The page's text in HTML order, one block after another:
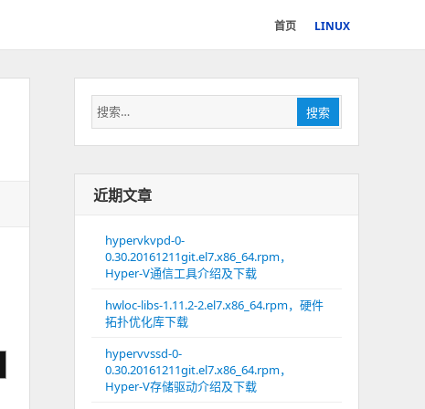
首页 LINUX
搜
索：
搜索
近期文章
hypervkvpd-0-
0.30.20161211git.el7.x86_64.rpm，
Hyper-V通信工具介绍及下载
hwloc-libs-1.11.2-2.el7.x86_64.rpm，硬件
拓扑优化库下载
hypervvssd-0-
0.30.20161211git.el7.x86_64.rpm，
Hyper-V存储驱动介绍及下载